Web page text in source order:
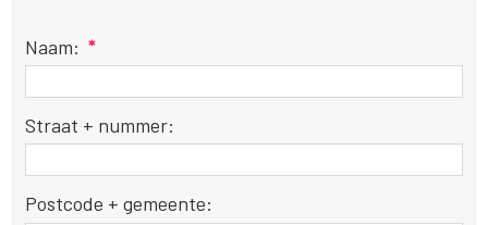
Naam: *
Straat + nummer:
Postcode + gemeente: